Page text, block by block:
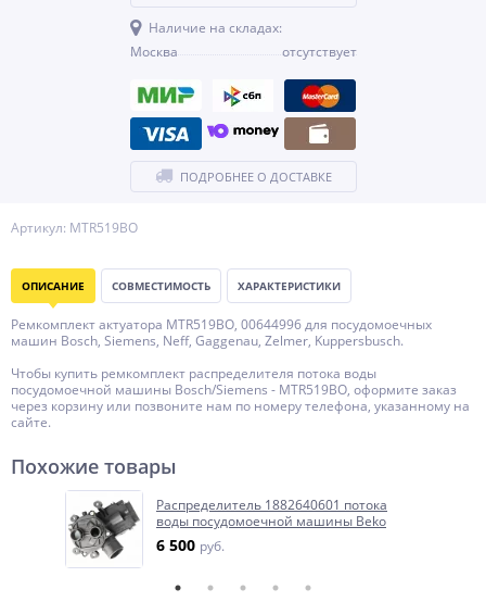
Артикул: MTR519BO
Наличие на складах:
Москва
отсутствует
ПОДРОБНЕЕ О ДОСТАВКЕ
ОПИСАНИЕ СОВМЕСТИМОСТЬ ХАРАКТЕРИСТИКИ
Ремкомплект актуатора MTR519BO, 00644996 для посудомоечных
машин Bosch, Siemens, Neff, Gaggenau, Zelmer, Kuppersbusch.
Чтобы купить ремкомплект распределителя потока воды
посудомоечной машины Bosch/Siemens - MTR519BO, оформите заказ
через корзину или позвоните нам по номеру телефона, указанному на
сайте.
Похожие товары
Распределитель 1882640601 потока
воды посудомоечной машины Beko
6 500 руб.